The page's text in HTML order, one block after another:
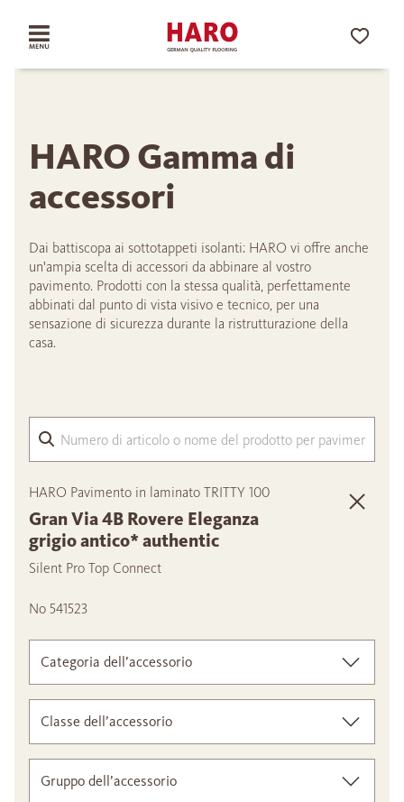
HARO Gamma di
accessori
Dai battiscopa ai sottotappeti isolanti: HARO vi offre anche
un'ampia scelta di accessori da abbinare al vostro
pavimento. Prodotti con la stessa qualità, perfettamente
abbinati dal punto di vista visivo e tecnico, per una
sensazione di sicurezza durante la ristrutturazione della
casa.
HARO Pavimento in laminato TRITTY 100
Gran Via 4B Rovere Eleganza
grigio antico* authentic
Silent Pro Top Connect
No 541523
Categoria dell’accessorio
Classe dell’accessorio
Gruppo dell’accessorio